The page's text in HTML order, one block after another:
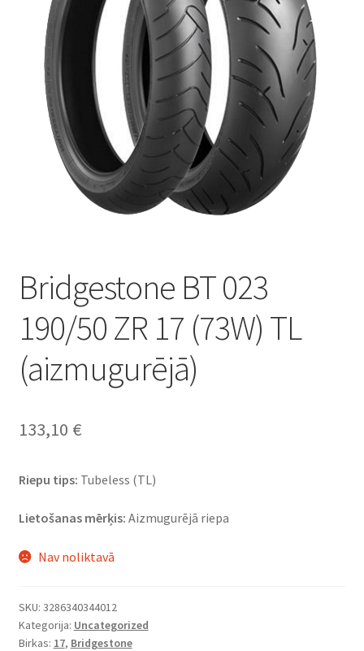
Zīmoli
Kontakti
Bridgestone BT 023
190/50 ZR 17 (73W) TL
(aizmugurējā)
133,10 €
Riepu tips: Tubeless (TL)
Lietošanas mērķis: Aizmugurējā riepa
Nav noliktavā
SKU: 3286340344012
Kategorija: Uncategorized
Birkas: 17, Bridgestone